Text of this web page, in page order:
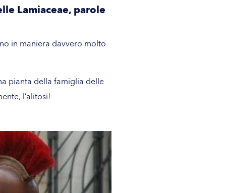
Lamiaceae, parole
in maniera davvero molto
pianta della famiglia delle
l’alitosi!